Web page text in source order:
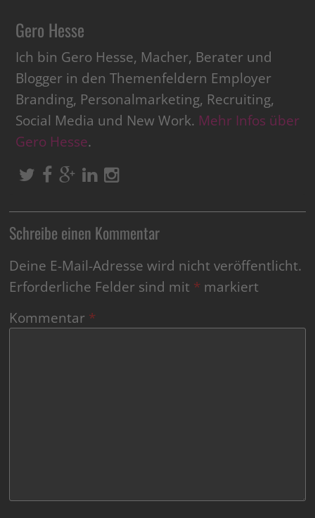
Gero Hesse
Ich bin Gero Hesse, Macher, Berater und
Blogger in den Themenfeldern Employer
Branding, Personalmarketing, Recruiting,
Social Media und New Work. Mehr Infos über
Gero Hesse.
Schreibe einen Kommentar
Deine E-Mail-Adresse wird nicht veröffentlicht.
Erforderliche Felder sind mit * markiert
Kommentar *